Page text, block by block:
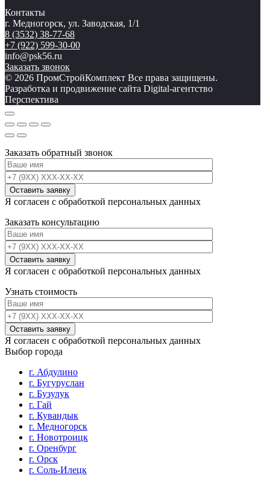
Контакты
г. Медногорск, ул. Заводская, 1/1
8 (3532) 38-77-68
+7 (922) 599-30-00
info@psk56.ru
Заказать звонок
© 2026 ПромСтройКомплект Все права защищены.
Разработка и продвижение сайта Digital-агентство
Перспектива
Заказать обратный звонок
Я согласен с обработкой персональных данных
Заказать консультацию
Я согласен с обработкой персональных данных
Узнать стоимость
Я согласен с обработкой персональных данных
Выбор города
г. Абдулино
г. Бугуруслан
г. Бузулук
г. Гай
г. Кувандык
г. Медногорск
г. Новотроицк
г. Оренбург
г. Орск
г. Соль-Илецк